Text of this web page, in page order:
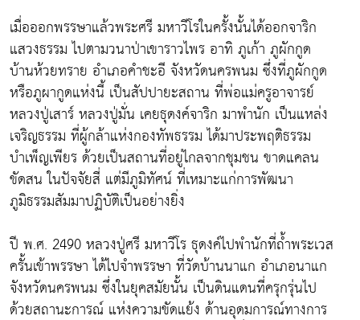
เมื่อออกพรรษาแล้วพระศรี มหาวีโรในครั้งนั้นได้ออกจาริก
แสวงธรรม ไปตามวนาป่าเขาราวไพร อาทิ ภูเก้า ภูผักกูด
บ้านห้วยทราย อำเภอคำชะอี จังหวัดนครพนม ซึ่งที่ภูผักกูด
หรือภูผากูดแห่งนี้ เป็นสัปปายะสถาน ที่พ่อแม่ครูอาจารย์
หลวงปู่เสาร์ หลวงปู่มั่น เคยธุดงค์จาริก มาพำนัก เป็นแหล่ง
เจริญธรรม ที่ผู้กล้าแห่งกองทัพธรรม ได้มาประพฤติธรรม
บำเพ็ญเพียร ด้วยเป็นสถานที่อยู่ไกลจากชุมชน ขาดแคลน
ขัดสน ในปัจจัยสี่ แต่มีภูมิทัศน์ ที่เหมาะแก่การพัฒนา
ภูมิธรรมสัมมาปฏิบัติเป็นอย่างยิ่ง
ปี พ.ศ. 2490 หลวงปู่ศรี มหาวีโร ธุดงค์ไปพำนักที่ถ้ำพระเวส
ครั้นเข้าพรรษา ได้ไปจำพรรษา ที่วัดบ้านนาแก อำเภอนาแก
จังหวัดนครพนม ซึ่งในยุคสมัยนั้น เป็นดินแดนที่ครุกรุ่นไป
ด้วยสถานะการณ์ แห่งความขัดแย้ง ด้านอุดมการณ์ทางการ